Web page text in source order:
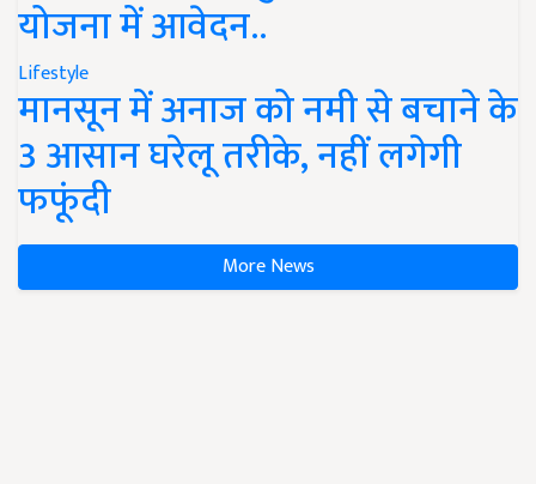
योजना में आवेदन..
Lifestyle
मानसून में अनाज को नमी से बचाने के
3 आसान घरेलू तरीके, नहीं लगेगी
फफूंदी
More News